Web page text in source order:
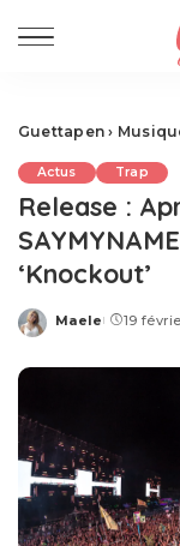
Guettapen ›
Actus Trap
Release :
‘Knockout’
Posted
Maele 19